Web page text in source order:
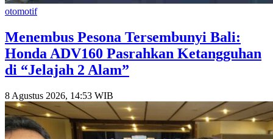
otomotif
Menembus Pesona Tersembunyi Bali:
Honda ADV160 Pasrahkan Ketangguhan
di “Jelajah 2 Alam”
8 Agustus 2026, 14:53 WIB